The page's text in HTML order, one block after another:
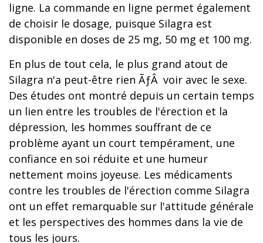
ligne. La commande en ligne permet également
de choisir le dosage, puisque Silagra est
disponible en doses de 25 mg, 50 mg et 100 mg.
En plus de tout cela, le plus grand atout de
Silagra n'a peut-être rien ÃƒÂ voir avec le sexe.
Des études ont montré depuis un certain temps
un lien entre les troubles de l'érection et la
dépression, les hommes souffrant de ce
problème ayant un court tempérament, une
confiance en soi réduite et une humeur
nettement moins joyeuse. Les médicaments
contre les troubles de l'érection comme Silagra
ont un effet remarquable sur l'attitude générale
et les perspectives des hommes dans la vie de
tous les jours.